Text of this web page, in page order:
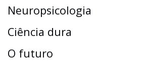
Neuropsicologia
Ciência dura
O futuro